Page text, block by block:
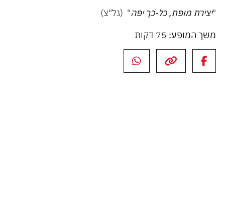
"יצירת מופת, כל-כך יפה" (גל"צ)
משך המופע: